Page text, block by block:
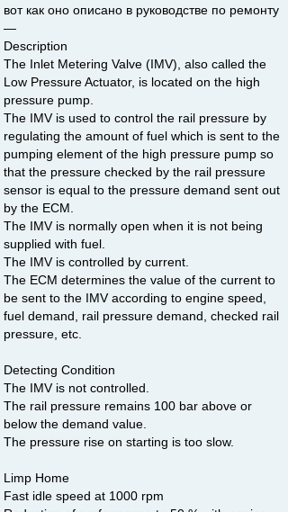
вот как оно описано в руководстве по ремонту
—
Description
The Inlet Metering Valve (IMV), also called the
Low Pressure Actuator, is located on the high
pressure pump.
The IMV is used to control the rail pressure by
regulating the amount of fuel which is sent to the
pumping element of the high pressure pump so
that the pressure checked by the rail pressure
sensor is equal to the pressure demand sent out
by the ECM.
The IMV is normally open when it is not being
supplied with fuel.
The IMV is controlled by current.
The ECM determines the value of the current to
be sent to the IMV according to engine speed,
fuel demand, rail pressure demand, checked rail
pressure, etc.
Detecting Condition
The IMV is not controlled.
The rail pressure remains 100 bar above or
below the demand value.
The pressure rise on starting is too slow.
Limp Home
Fast idle speed at 1000 rpm